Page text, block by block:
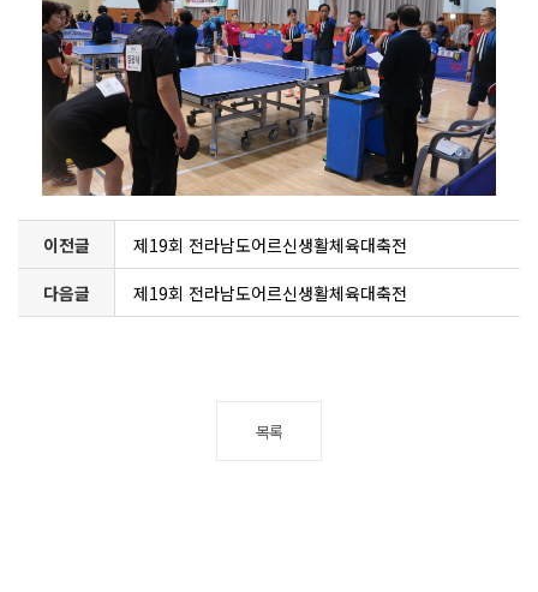
이전글
제19회 전라남도어르신생활체육대축전
다음글
제19회 전라남도어르신생활체육대축전
목록